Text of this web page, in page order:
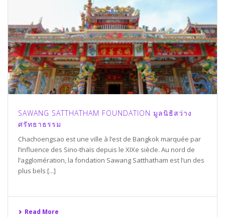
SAWANG SATTHATHAM FOUNDATION มูลนิธิสว่าง
ศรัทธาธรรม
Chachoengsao est une ville à l’est de Bangkok marquée par
l’influence des Sino-thaïs depuis le XIXe siècle. Au nord de
l’agglomération, la fondation Sawang Satthatham est l’un des
plus bels [...]
Read More